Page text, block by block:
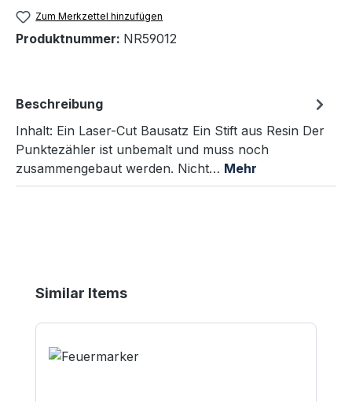
Zum Merkzettel hinzufügen
Produktnummer: NR59012
Beschreibung
Inhalt: Ein Laser-Cut Bausatz Ein Stift aus Resin Der
Punktezähler ist unbemalt und muss noch
zusammengebaut werden. Nicht… Mehr
Produktgalerie überspringen
Similar Items